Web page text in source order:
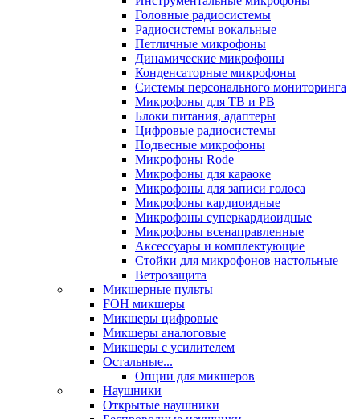
Головные радиосистемы
Радиосистемы вокальные
Петличные микрофоны
Динамические микрофоны
Конденсаторные микрофоны
Системы персонального мониторинга
Микрофоны для ТВ и РВ
Блоки питания, адаптеры
Цифровые радиосистемы
Подвесные микрофоны
Микрофоны Rode
Микрофоны для караоке
Микрофоны для записи голоса
Микрофоны кардиоидные
Микрофоны суперкардиоидные
Микрофоны всенаправленные
Аксессуары и комплектующие
Стойки для микрофонов настольные
Ветрозащита
Микшерные пульты
FOH микшеры
Микшеры цифровые
Микшеры аналоговые
Микшеры с усилителем
Остальные...
Опции для микшеров
Наушники
Открытые наушники